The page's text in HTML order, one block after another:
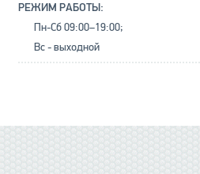
РЕЖИМ РАБОТЫ:
Пн-Сб 09:00–19:00;
Вс - выходной